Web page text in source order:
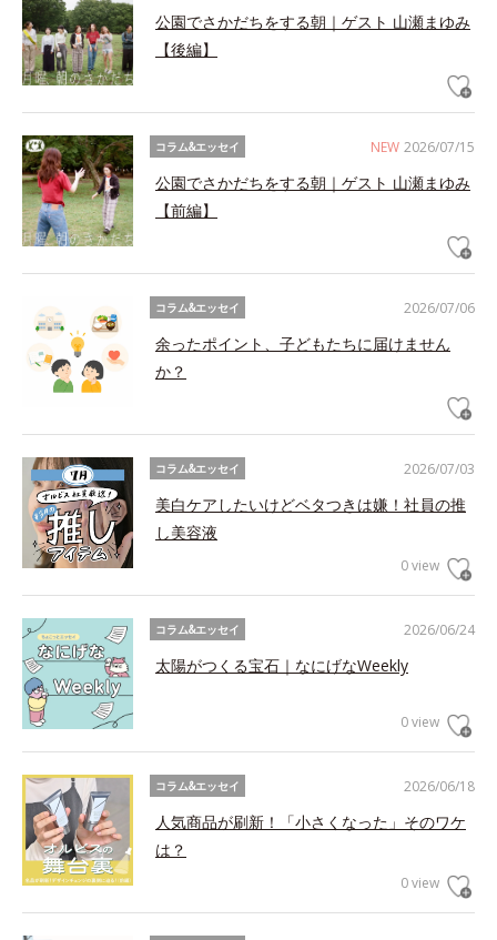
公園でさかだちをする朝｜ゲスト 山瀬まゆみ
【後編】
NEW 2026/07/15
コラム&エッセイ
公園でさかだちをする朝｜ゲスト 山瀬まゆみ
【前編】
2026/07/06
コラム&エッセイ
余ったポイント、子どもたちに届けません
か？
2026/07/03
コラム&エッセイ
美白ケアしたいけどベタつきは嫌！社員の推
し美容液
0 view
2026/06/24
コラム&エッセイ
太陽がつくる宝石｜なにげなWeekly
0 view
2026/06/18
コラム&エッセイ
人気商品が刷新！「小さくなった」そのワケ
は？
0 view